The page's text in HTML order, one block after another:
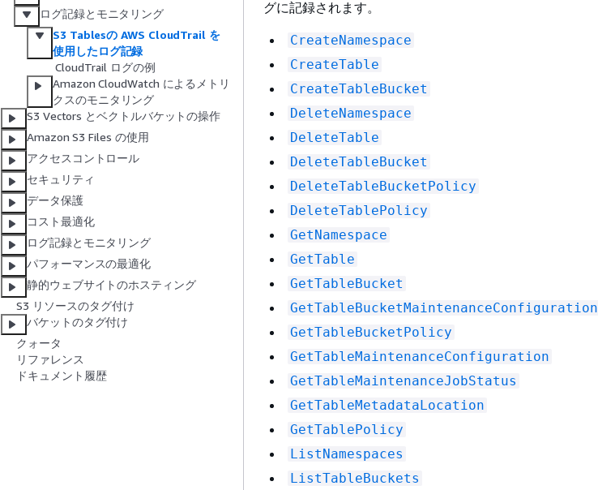
ログ記録とモニタリング
S3 Tablesの AWS CloudTrail を
使用したログ記録
CloudTrail ログの例
Amazon CloudWatch によるメトリ
クスのモニタリング
S3 Vectors とベクトルバケットの操作
Amazon S3 Files の使用
アクセスコントロール
セキュリティ
データ保護
コスト最適化
ログ記録とモニタリング
パフォーマンスの最適化
静的ウェブサイトのホスティング
S3 リソースのタグ付け
バケットのタグ付け
クォータ
リファレンス
ドキュメント履歴
グに記録されます。
CreateNamespace
CreateTable
CreateTableBucket
DeleteNamespace
DeleteTable
DeleteTableBucket
DeleteTableBucketPolicy
DeleteTablePolicy
GetNamespace
GetTable
GetTableBucket
GetTableBucketMaintenanceConfiguration
GetTableBucketPolicy
GetTableMaintenanceConfiguration
GetTableMaintenanceJobStatus
GetTableMetadataLocation
GetTablePolicy
ListNamespaces
ListTableBuckets